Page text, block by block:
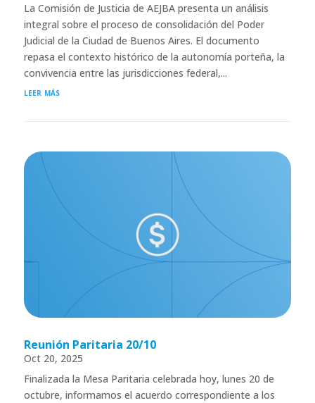
La Comisión de Justicia de AEJBA presenta un análisis
integral sobre el proceso de consolidación del Poder
Judicial de la Ciudad de Buenos Aires. El documento
repasa el contexto histórico de la autonomía porteña, la
convivencia entre las jurisdicciones federal,...
leer más
Reunión Paritaria 20/10
Oct 20, 2025
Finalizada la Mesa Paritaria celebrada hoy, lunes 20 de
octubre, informamos el acuerdo correspondiente a los